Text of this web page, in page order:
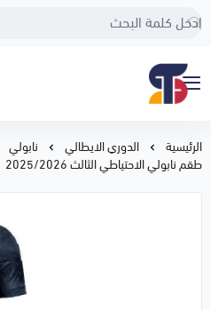
Sport Touch
الرئيسية الدوري الايطالي
نابولي
طقم نابولي الاحتياطي الثالث 2025/2026